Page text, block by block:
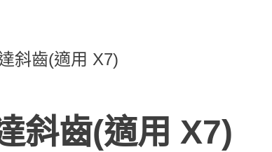
斜齒(適用 X7)
斜齒(適用 X7)